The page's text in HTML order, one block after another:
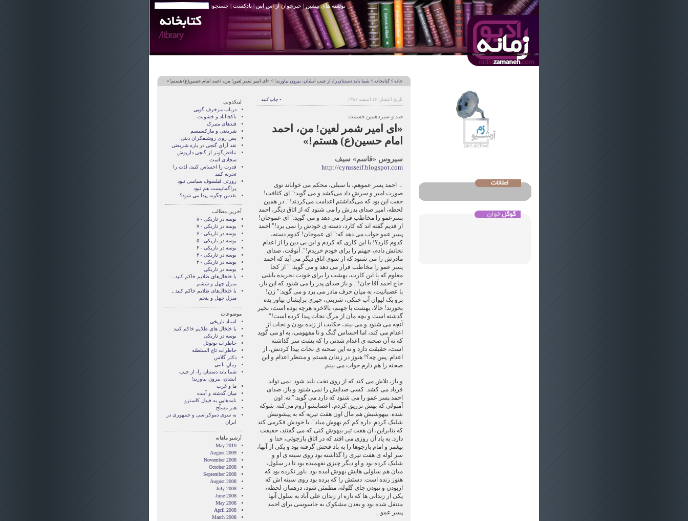
نوشته های پیشین | خبرخوان آر اس اس|پادکست | جستجو:
خانه >کتابخانه > شما بايد دستتان را، از جيب ايشان، بيرون بياوريد! > «ای امیر شمر لعین! من، احمد امام حسین(ع) هستم!»
تاریخ انتشار: ۱۶ اسفند ۱۳۸۶ • چاپ کنید
صد و سیزدهمین قسمت
«ای امیر شمر لعین! من، احمد
امام حسین(ع) هستم!»
سیروس «قاسم» سيف
http://cyrusseif.blogspot.com
... احمد پسر عموهم، با سیلی، محکم می خواباند توی
صورت امیر و سرش داد می‌کشد و می گوید:" ای کثافت!
حقت این بود که می‌گذاشتم اعدامت می‌کردند!". در همین
لحظه، امیر صدای پدرش را می شنود که از اتاق دیگر، احمد
پسرعمو را مخاطب قرار می دهد و می گوید:" ای عموجان!
از قدیم گفته اند که کارد، دسته ی خودش را نمی برد!" احمد
پسر عمو جواب می دهد که:" ای عموجان! کدوم دسته،
کدوم کارد؟! با این کاری که کردم و این بی دین را از اعدام
نجاتش دادم، جهنم را برای خودم خریدم!". آنوقت، صدای
مادرش را می شنود که از سوی اتاق دیگر می آید که احمد
پسر عمو را مخاطب قرار می دهد و می گوید: " از کجا
معلوم که با این کارت، بهشت را برای خودت نخریده باشی
حاج احمد آقا جان!". و باز صدای پدر را می شنود که این بار،
با عصبانیت، به میان حرف مادر می پرد و می گوید:" زن!
برو یک لیوان آب خنکی، شربتی، چیزی برایشان بیاور بده
بخورند! حالا، بهشت یا جهنم، بالاخره هرچه بوده است، بخیر
گذشته است و بچه مان از مرگ نجات پیدا کرده است!".
آنچه می شنود و می بیند، حکایت از زنده بودن و نجات از
اعدام می کند، اما احساس گنگ و نا مفهومی، به او می گوید
که نه آن صحنه ی اعدام شدنی را که پشت سر گذاشته
است، حقیقت دارد و نه این صحنه ی نجات پیدا کردنش، از
اعدام. پس چه؟! هنوز در زندان هستم و منتظر اعدام و این
صحنه را هم دارم خواب می بینم.
و باز، تلاش می کند که از روی تخت بلند شود. نمی تواند.
فریاد می کشد. کسی صدایش را نمی شنود و باز، صدای
احمد پسر عمو را می شنود که دارد می گوید:" نه. اون
آمپولی که بهش تزریق کردم، اعصابشو آروم می‌کنه. شوکه
شده. بیهوشیش هم مال اون هفت تیریه که به پیشونیش
شلیک کردم. داره کم کم بهوش میاد". با خودش فکرمی کند
که بنابراین، آن هفت تیر بیهوش کنی که می گفتند، حقیقت
دارد. به یاد آن روزی می افتد که در اتاق بازجوئی، خدا و
پیغمر و امام بازجوها را به باد فحش گرفته بود و یکی از آنها،
سر لوله ی هفت تیری را گذاشته بود روی سینه ی او و
شلیک کرده بود و او دیگر چیزی نفهمیده بود تا در سلول،
میان هم سلولی هایش بهوش آمده بود. باور نکرده بود که
هنوز زنده است. دستش را که برده بود روی سینه اش که
ازبودن و نبودن جای گلوله، مطمئن شود، درهمان لحظه،
یکی از زندانی ها که تازه از زندان علی آباد به سلول آنها
منتقل شده بود و بعدن مشکوک به جاسوسی برای احمد
پسر عمو...
لینکدونی
درباب مزخرف گویی
ناکجاآباد و خشونت
قندهای متبرک
شریعتی و مارکسیسم
پس روی روشنفکران دینی
نقد آرای گنجی در باره شریعتی
تناقض‌گوتر از گنجی داريوش
سجادی است
قدرت را احساس کنید، لذت را
تجربه کنید
رورتی فيلسوف سياسی نبود
پراگماتيست هم نبود
تقدس چگونه پيدا می شود؟
آخرین مطالب
بوسه در تاریکی - ۸
بوسه در تاریکی - ۷
بوسه در تاریکی - ۶
بوسه در تاریکی - ۵
بوسه در تاریکی - ۴
بوسه در تاریکی - ۳
بوسه در تاریکی - ۲
بوسه در تاریکی
با خلخال‌های طلایم خاکم کنید ـ
منزل چهل و ششم
با خلخال‌های طلایم خاکم کنید ـ
منزل چهل و پنجم
موضوعات
اسناد تاریخی
با خلخال های طلایم خاکم کنید
بوسه در تاریکی
خاطرات بونوئل
خاطرات تاج السلطنه
دکتر گلاس
رمانِ ناتنی
شما بايد دستتان را، از جيب
ايشان، بيرون بياوريد!
ما و غرب
میان گذشته و آینده
نامه‌هایی به فیدل کاسترو
هنر مسلّح
‌به سوی دموکراسی و جمهوری در
ایران
آرشیو ماهانه
May 2010
August 2009
November 2008
October 2008
September 2008
August 2008
July 2008
June 2008
May 2008
April 2008
March 2008